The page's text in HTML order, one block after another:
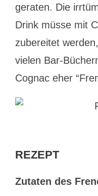
geraten. Die
Drink müsse mit
zubereitet
vielen Bar-
Cognac eher
REZEPT
Zutaten des